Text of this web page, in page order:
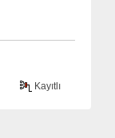
Kayıtlı